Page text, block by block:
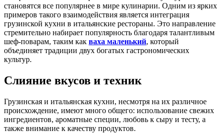
становятся все популярнее в мире кулинарии. Одним из ярких
примеров такого взаимодействия является интеграция
грузинской кухни в итальянские рестораны. Это направление
стремительно набирает популярность благодаря талантливым
шеф-поварам, таким как ваха маленький, который
объединяет традиции двух богатых гастрономических
культур.
Слияние вкусов и техник
Грузинская и итальянская кухни, несмотря на их различное
происхождение, имеют много общего: использование свежих
ингредиентов, ароматные специи, любовь к сыру и тесту, а
также внимание к качеству продуктов.